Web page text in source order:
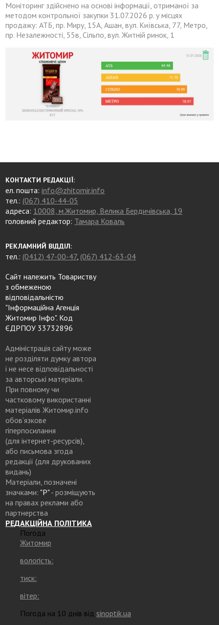
Моніторинг здійснено на основі інформації, отриманої за
методом контрольної закупки 31.07.2026 р. у місцях
продажу: АТБ, пр. Миру, 15А, Ашан, вул. Київська, 77, Метро,
пр. Незалежності, 55в, Сільпо, вул. Житній ринок, 1
КОНТАКТИ РЕДАКЦІЇ:
ел. пошта:info@zhitomir.info
тел.: (067) 410-44-05
адреса: 10008, м.Житомир, Велика Бердичівська, 19
головний редактор: Тамара Коваль
РЕКЛАМНИЙ ВІДДІЛ:
тел.: (0412) 47-00-47, (067) 412-63-04
Сайт належить Товариству
з обмеженою
відповідальністю
"Інформаційна Агенція
Житомир Інфо". Код
ЄДРПОУ 33732896
Адміністрація сайту може
не розділяти думку автора
і не несе відповідальності
за авторські матеріали.
При повному чи
частковому використанні
матеріалів Житомир.info
обов’язкове
гіперпосилання
(для інтернет-ресурсів),
або письмова згода
редакції (для друкованих
видань)
Матеріали, позначені
значками: "Р"- розміщують
на правах реклами або
партнерства
РЕДАКЦІЙНА ПОЛІТИКА
Погода
Житомир
вологість:
тиск:
вітер:
Погода на 10 днів від sinoptik.ua